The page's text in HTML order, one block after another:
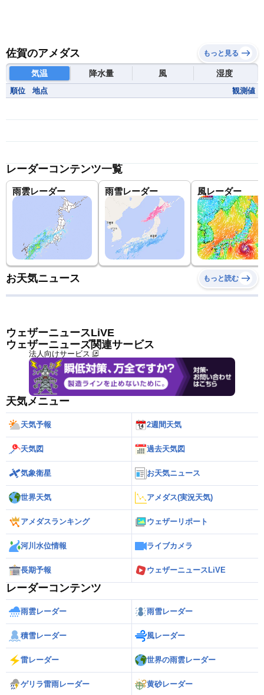
佐賀のアメダス もっと見る
気温 降水量 風 湿度
順位 地点 観測値
レーダーコンテンツ一覧
雨雲レーダー 雨雪レーダー 風レーダー
お天気ニュース もっと読む
ウェザーニュースLiVE
ウェザーニューズ関連サービス
法人向けサービス
天気メニュー
天気予報 2週間天気
天気図 過去天気図
気象衛星 お天気ニュース
世界天気 アメダス(実況天気)
アメダスランキング ウェザーリポート
河川水位情報 ライブカメラ
長期予報 ウェザーニュースLiVE
レーダーコンテンツ
雨雲レーダー 雨雪レーダー
積雪レーダー 風レーダー
雷レーダー 世界の雨雲レーダー
ゲリラ雷雨レーダー 黄砂レーダー